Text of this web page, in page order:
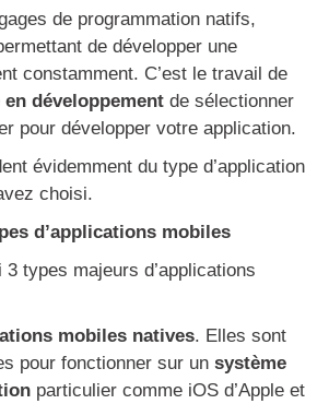
de programmation natifs,
de développer une
constamment. C’est le travail de
développement de sélectionner
pour développer votre application.
évidemment du type d’application
choisi.
d’applications mobiles
types majeurs d’applications
mobiles natives. Elles sont
pour fonctionner sur un système
particulier comme iOS d’Apple et